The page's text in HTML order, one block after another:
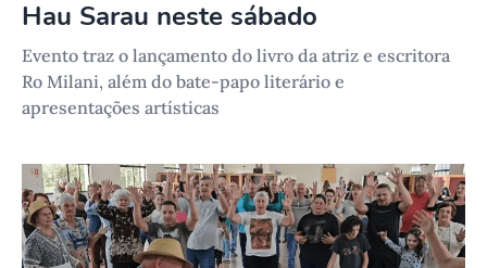
Hau Sarau neste sábado
Evento traz o lançamento do livro da atriz e escritora
Ro Milani, além do bate-papo literário e
apresentações artísticas